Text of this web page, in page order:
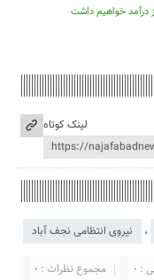
درآمد خواهیم داشت
لینک کوتاه
، نیروی انتظامی نجف آباد
مجموع نظرات : 0
: 0